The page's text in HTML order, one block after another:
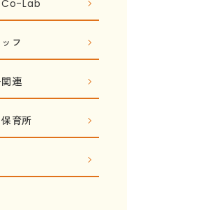
Co-Lab
フ
連
育所